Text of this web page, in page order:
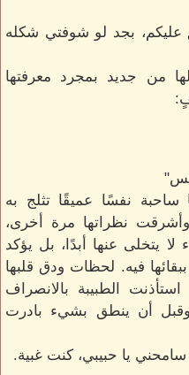
عليكم، بجد لو شوفتي شكله
من جديد بمجرد معرفتها
ساحبة نفسًا عميقًا تثلج به
نظراتها مرة أخرى،
يتخلى عنها أبدًا، بل يؤكد
ببقائها فيه. لحظات ودق قلبها
الطبيبة بالانصراف
وقبل أن ينطق بشيء بادرت
يا حبيبي، كنت غبية.